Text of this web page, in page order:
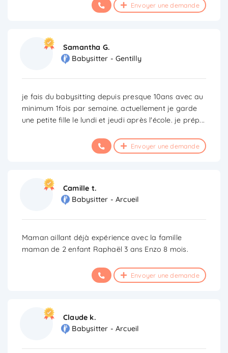
Envoyer une demande
Samantha G.
Babysitter - Gentilly
je fais du babysitting depuis presque 10ans avec au
minimum 1fois par semaine. actuellement je garde
une petite fille le lundi et jeudi après l'école. je prép...
Envoyer une demande
Camille t.
Babysitter - Arcueil
Maman aillant déjà expérience avec la famille
maman de 2 enfant Raphaël 3 ans Enzo 8 mois.
Envoyer une demande
Claude k.
Babysitter - Arcueil